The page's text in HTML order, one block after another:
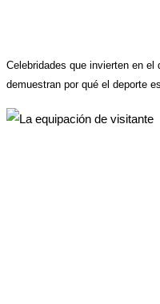
Celebridades que invierten en el
demuestran por qué el deporte